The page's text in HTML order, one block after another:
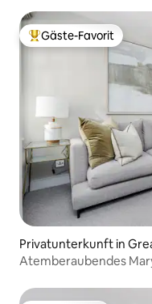
Beliebter Gäste-Favorit.
Gäste-Favorit
Privatunterkunft in
Atemberaubendes